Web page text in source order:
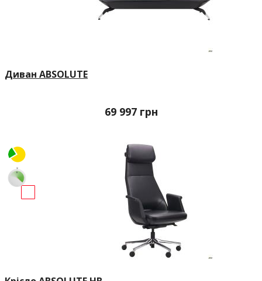
Диван ABSOLUTE
69 997 грн